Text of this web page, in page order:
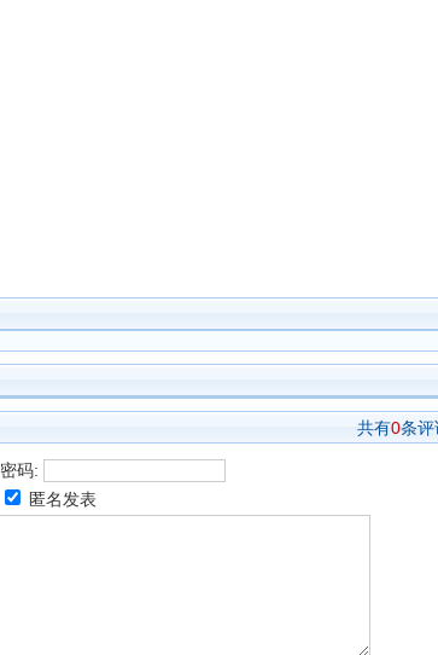
共有0条评
密码:
匿名发表